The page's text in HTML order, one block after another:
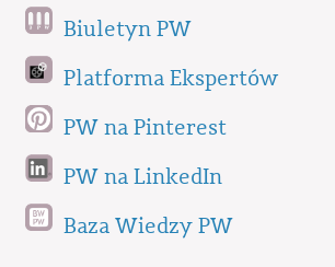
Biuletyn PW
Platforma Ekspertów
PW na Pinterest
PW na LinkedIn
Baza Wiedzy PW